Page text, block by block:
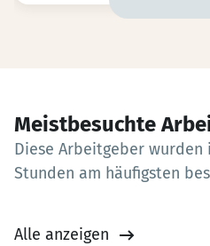
Meistbesuchte
Diese Arbeitgeber wurden
Stunden am häufigsten
Alle anzeigen